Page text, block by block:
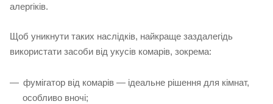
алергіків.
Щоб уникнути таких наслідків, найкраще заздалегідь
використати засоби від укусів комарів, зокрема:
фумігатор від комарів — ідеальне рішення для кімнат,
особливо вночі;